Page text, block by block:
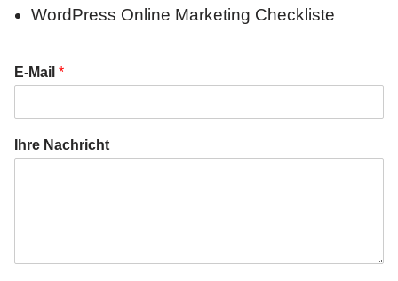
WordPress Online Marketing Checkliste
E-Mail *
Ihre Nachricht